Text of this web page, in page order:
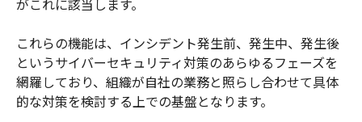
これらの機能は、インシデント発生前、発生中、発生後
というサイバーセキュリティ対策のあらゆるフェーズを
網羅しており、組織が自社の業務と照らし合わせて具体
的な対策を検討する上での基盤となります。